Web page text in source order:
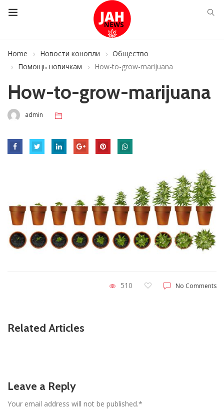
Home Новости конопли
Общество
Помощь новичкам
How-to-grow-marijuana
How-to-grow-marijuana
admin
510 No Comments
Related Articles
Leave a Reply
Your email address will not be published.*